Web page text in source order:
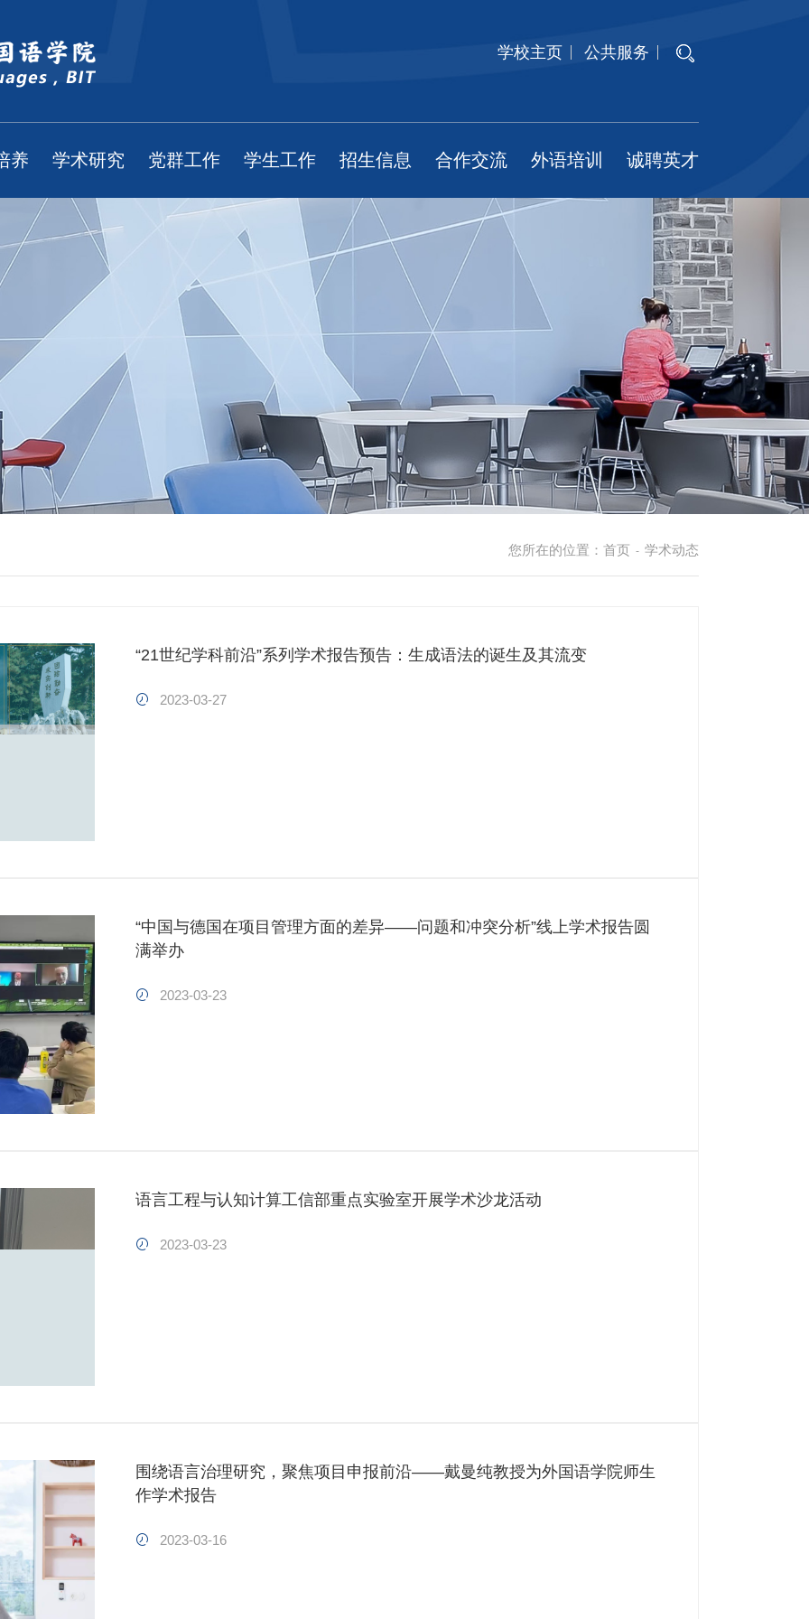
学校主页 公共服务
养 学术研究 党群工作 学生工作 招生信息 合作交流 外语培训 诚聘英才
您所在的位置： 首页 - 学术动态
“21世纪学科前沿”系列学术报告预告：生成语法的诞生及其流变
2023-03-27
“中国与德国在项目管理方面的差异——问题和冲突分析”线上学术报告圆
满举办
2023-03-23
语言工程与认知计算工信部重点实验室开展学术沙龙活动
2023-03-23
围绕语言治理研究，聚焦项目申报前沿——戴曼纯教授为外国语学院师生
作学术报告
2023-03-16